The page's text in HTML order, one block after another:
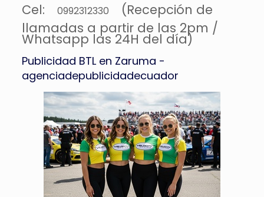
Cel:
0992312330
(Recepción de
llamadas a partir de las 2pm /
Whatsapp las 24H del día)
Publicidad BTL en Zaruma -
agenciadepublicidadecuador